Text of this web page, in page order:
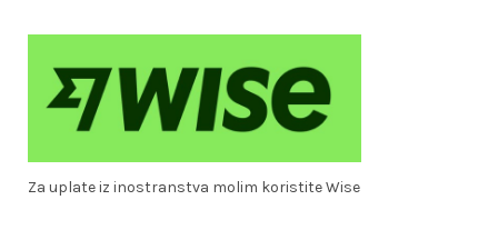
Za uplate iz inostranstva molim koristite Wise